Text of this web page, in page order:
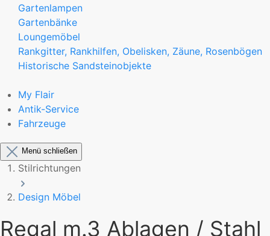
Gartenlampen
Gartenbänke
Loungemöbel
Rankgitter, Rankhilfen, Obelisken, Zäune, Rosenbögen
Historische Sandsteinobjekte
My Flair
Antik-Service
Fahrzeuge
Menü schließen
Stilrichtungen
Design Möbel
Regal m.3 Ablagen / Stahl